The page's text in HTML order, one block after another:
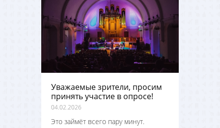
Уважаемые зрители, просим
принять участие в опросе!
04.02.2026
Это займёт всего пару минут.